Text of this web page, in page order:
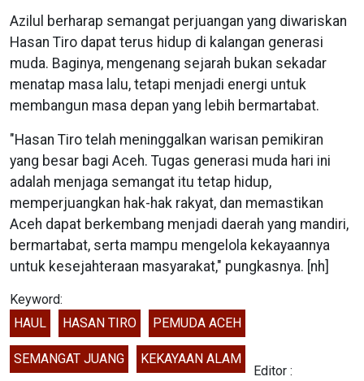
Azilul berharap semangat perjuangan yang diwariskan
Hasan Tiro dapat terus hidup di kalangan generasi
muda. Baginya, mengenang sejarah bukan sekadar
menatap masa lalu, tetapi menjadi energi untuk
membangun masa depan yang lebih bermartabat.
"Hasan Tiro telah meninggalkan warisan pemikiran
yang besar bagi Aceh. Tugas generasi muda hari ini
adalah menjaga semangat itu tetap hidup,
memperjuangkan hak-hak rakyat, dan memastikan
Aceh dapat berkembang menjadi daerah yang mandiri,
bermartabat, serta mampu mengelola kekayaannya
untuk kesejahteraan masyarakat," pungkasnya. [nh]
Keyword:
HAUL
HASAN TIRO PEMUDA ACEH
SEMANGAT JUANG KEKAYAAN ALAM
Editor :